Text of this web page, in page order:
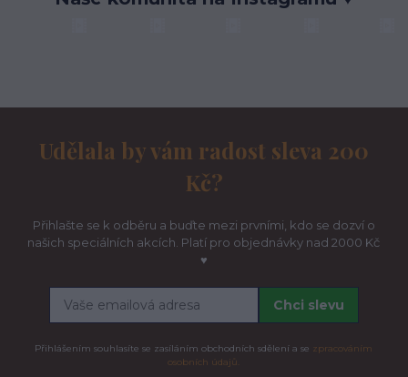
Udělala by vám radost sleva 200
Kč?
Přihlašte se k odběru a buďte mezi prvními, kdo se dozví o
našich speciálních akcích. Platí pro objednávky nad 2000 Kč
♥
Chci slevu
Přihlášením souhlasíte se zasíláním obchodních sdělení a se zpracováním
osobních údajů.